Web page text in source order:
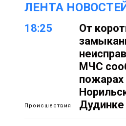
ЛЕНТА
18:25
Происшествия
От
МЧС
пожарах
Дудинке